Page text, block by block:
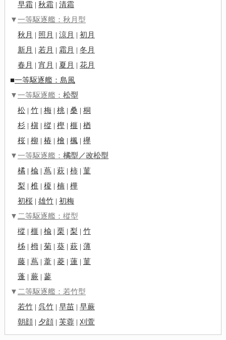
早霜 | 秋霜 | 清霜
▼一等駆逐艦：秋月型
秋月 | 照月 | 涼月 | 初月
新月 | 若月 | 霜月 | 冬月
春月 | 宵月 | 夏月 | 花月
■一等駆逐艦：島風
▼一等駆逐艦： 松型
松| 竹| 梅| 桃| 桑 | 桐
杉| 槇| 樅 | 樫 | 榧| 楢
桜| 柳 | 椿| 檜 | 楓| 欅
▼一等駆逐艦： 橘型／改松型
橘 | 楡| 蔦| 萩| 柿 | 菫
梨 | 椎| 榎 | 楠| 樺
初桜| 雄竹| 初梅
▼ 二等駆逐艦：樅型
樅 | 榧| 楡| 栗 | 梨 | 竹
柹| 栂| 菊| 葵| 萩| 薄
藤| 蔦| 葦| 菱| 蓮| 菫
蓬| 蕨| 蓼
▼ 二等駆逐艦：若竹型
若竹| 呉竹| 早苗| 早蕨
朝顔| 夕顔| 芙蓉| 刈萱